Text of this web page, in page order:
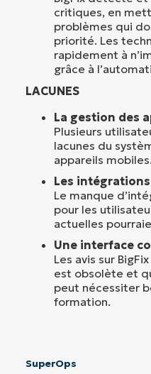
critiques, en
problèmes qui
priorité. Les
rapidement à
grâce à
LACUNES
La gestion des
Plusieurs
lacunes du
appareils mobiles.
Les intégrations
Le manque
pour les
actuelles
Une interface
Les avis sur
est obsolète et
peut nécessiter
formation.
SuperOps